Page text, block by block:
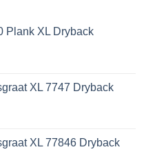
Plank XL Dryback
XL 7747 Dryback
XL 77846 Dryback